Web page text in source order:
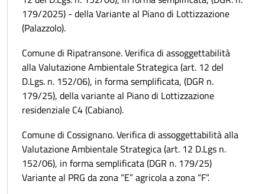
179/2025) - della Variante al Piano di Lottizzazione
(Palazzolo).
Comune di Ripatransone. Verifica di assoggettabilità
alla Valutazione Ambientale Strategica (art. 12 del
D.Lgs. n. 152/06), in forma semplificata, (DGR n.
179/25), della variante al Piano di Lottizzazione
residenziale C4 (Cabiano).
Comune di Cossignano. Verifica di assoggettabilità alla
Valutazione Ambientale Strategica (art. 12 D.Lgs n.
152/06), in forma semplificata (DGR n. 179/25)
Variante al PRG da zona “E” agricola a zona “F”.